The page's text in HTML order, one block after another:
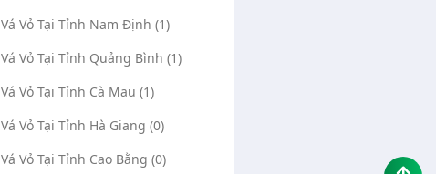
Vá Vỏ Tại Tỉnh Nam Định (1)
Vá Vỏ Tại Tỉnh Quảng Bình (1)
Vá Vỏ Tại Tỉnh Cà Mau (1)
Vá Vỏ Tại Tỉnh Hà Giang (0)
Vá Vỏ Tại Tỉnh Cao Bằng (0)